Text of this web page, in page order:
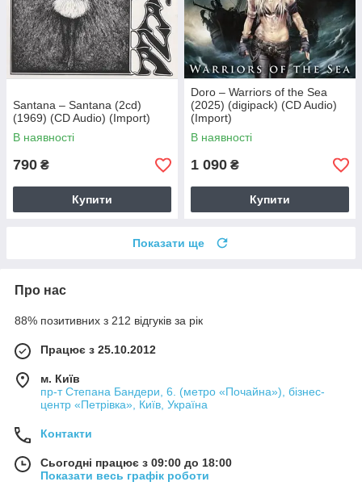
Santana – Santana (2cd)
(1969) (CD Audio) (Import)
В наявності
790 ₴
Купити
Doro – Warriors of the Sea
(2025) (digipack) (CD Audio)
(Import)
В наявності
1 090 ₴
Купити
Показати ще
Про нас
88% позитивних з 212 відгуків за рік
Працює з 25.10.2012
м. Київ
пр-т Степана Бандери, 6. (метро «Почайна»), бізнес-
центр «Петрівка», Київ, Україна
Контакти
Сьогодні працює з 09:00 до 18:00
Показати весь графік роботи